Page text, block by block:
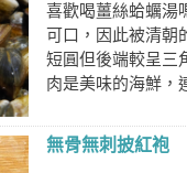
喜歡喝薑絲蛤蠣湯
可口，因此被清朝
短圓但後端較呈三
肉是美味的海鮮，
無骨無刺披紅袍